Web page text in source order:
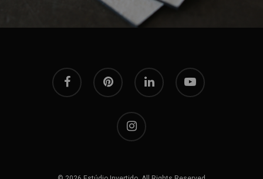
facebook pinterest linkedin youtube
instagram